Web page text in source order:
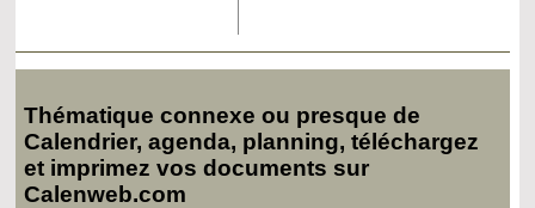
Thématique connexe ou presque de
Calendrier, agenda, planning, téléchargez
et imprimez vos documents sur
Calenweb.com